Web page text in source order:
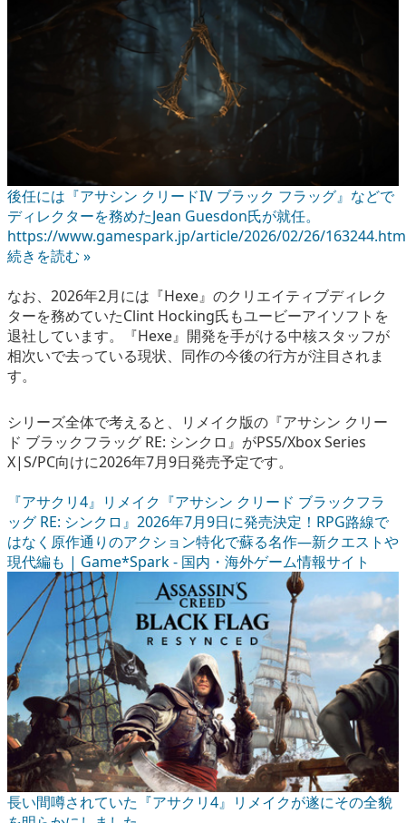
後任には『アサシン クリードIV ブラック フラッグ』などで
ディレクターを務めたJean Guesdon氏が就任。
https://www.gamespark.jp/article/2026/02/26/
続きを読む »
なお、2026年2月には『Hexe』のクリエイティブディレク
ターを務めていたClint Hocking氏もユービーアイソフトを
退社しています。『Hexe』開発を手がける中核スタッフが
相次いで去っている現状、同作の今後の行方が注目されま
す。
シリーズ全体で考えると、リメイク版の『アサシン クリー
ド ブラックフラッグ RE: シンクロ』がPS5/Xbox Series
X|S/PC向けに2026年7月9日発売予定です。
『アサクリ4』リメイク『アサシン クリード ブラックフラ
ッグ RE: シンクロ』2026年7月9日に発売決定！RPG路線で
はなく原作通りのアクション特化で蘇る名作―新クエストや
現代編も | Game*Spark - 国内・海外ゲーム情報サイト
長い間噂されていた『アサクリ4』リメイクが遂にその全貌